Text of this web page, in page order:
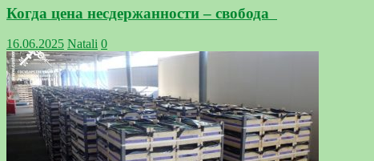
Когда цена несдержанности – свобода
16.06.2025 Natali 0